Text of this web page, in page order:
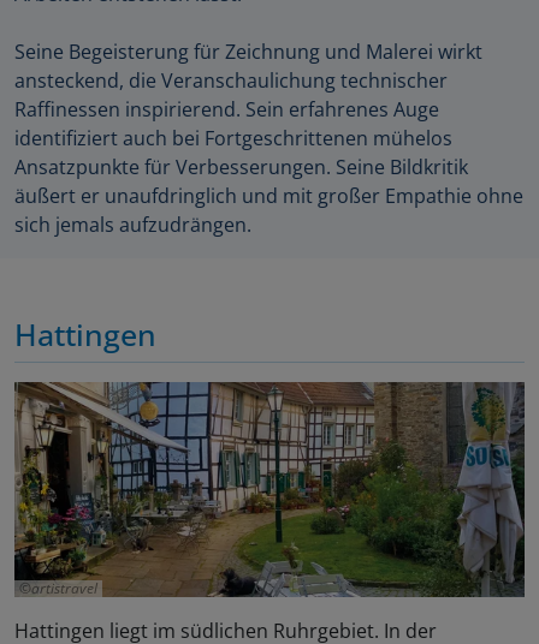
Seine Begeisterung für Zeichnung und Malerei wirkt
ansteckend, die Veranschaulichung technischer
Raffinessen inspirierend. Sein erfahrenes Auge
identifiziert auch bei Fortgeschrittenen mühelos
Ansatzpunkte für Verbesserungen. Seine Bildkritik
äußert er unaufdringlich und mit großer Empathie ohne
sich jemals aufzudrängen.
Hattingen
artistravel
Hattingen liegt im südlichen Ruhrgebiet. In der